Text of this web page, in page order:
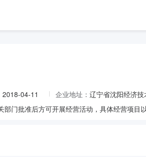
2018-04-11 企业地址： 辽宁省沈阳经济技